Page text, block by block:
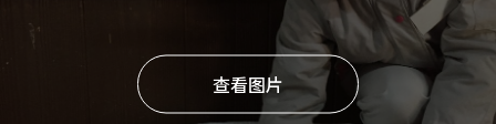
查看图片